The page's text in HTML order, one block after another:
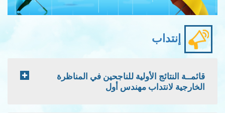
إنتداب
قائمــة النتائج الأولية للناجحين في المناظرة
الخارجية لانتداب مهندس أول